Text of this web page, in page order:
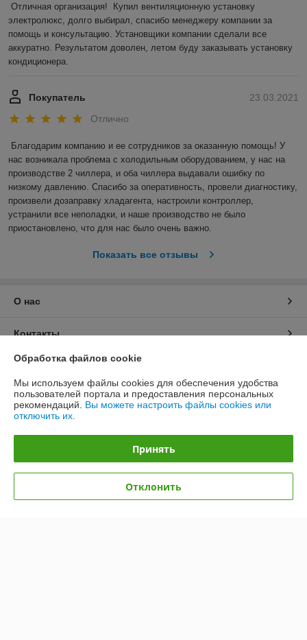
Отличная организация!  Купил вентиляционную установку
электролюкс, долго выбирал, спасибо менеджеру компании за
помощь и консультацию. Установщики компании сделали все
аккуратно. Результатом доволен, летом буду заказывать установку
кондиционера.
23.03.2021
Покупатель
Отлично
Благодарим компанию и ее сотрудников за оказанную помощь! У
нас возникала проблема с холодильным оборудованием, у нас на
производстве 2 чиллера, и оба чиллера выдавали ошибку по
низкому давлению. Спасибо за оперативность, провели диагностику,
произвели дозаправку хладагента, настроили контроллер,
устранили все неполадки, и наше производство не было
приостановлено, что для нас было очень важно.
Показать все отзывы
О нас
Контакты
Доставка и оплата
График работы
Политика обработки cookies
Обработка файлов cookie
Мы используем файлы cookies для обеспечения удобства
пользователей портала и предоставления персональных
рекомендаций. Вы можете настроить файлы cookies или
отключить их.
Принять
Отклонить